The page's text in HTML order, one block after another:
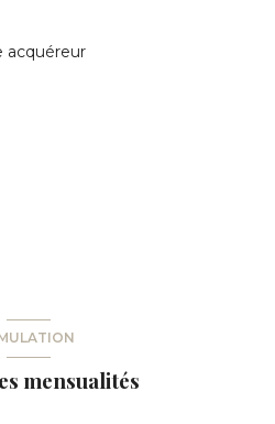
acquéreur
mensualités